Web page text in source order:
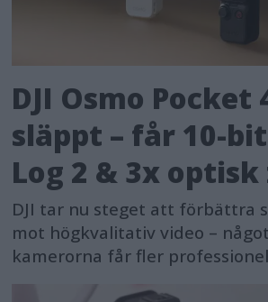
DJI Osmo Pocket
släppt – får 10-
Log 2 & 3x optisk
DJI tar nu steget att förbättra
mot högkvalitativ video –
kamerorna får fler